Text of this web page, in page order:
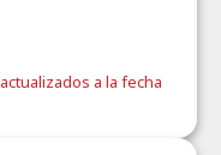
a la fecha